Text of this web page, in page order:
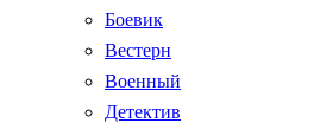
Боевик
Вестерн
Военный
Детектив